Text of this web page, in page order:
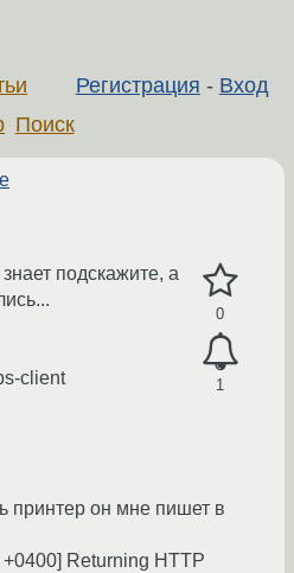
Регистрация - Вход
Поиск
0
1
подскажите, а
client
принтер он мне пишет в
Returning HTTP